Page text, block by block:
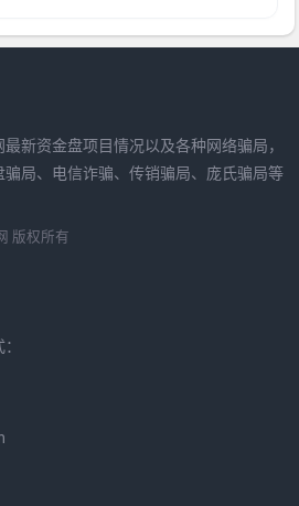
新资金盘项目情况以及各种网络骗局，
局、电信诈骗、传销骗局、庞氏骗局等
版权所有